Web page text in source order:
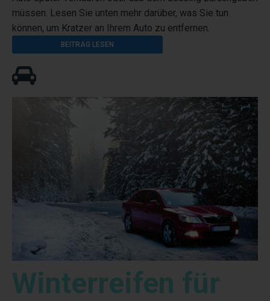
müssen. Lesen Sie unten mehr darüber, was Sie tun
können, um Kratzer an Ihrem Auto zu entfernen.
BEITRAG LESEN
Winterreifen für